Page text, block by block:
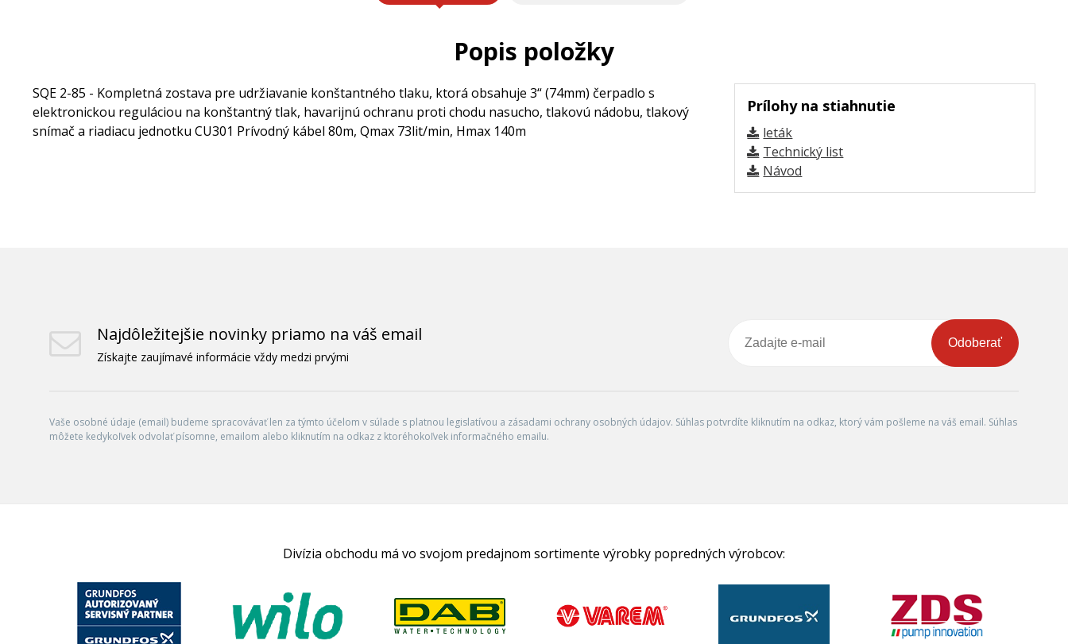
Popis položky
Prílohy na stiahnutie
leták
Technický list
Návod
SQE 2-85 - Kompletná zostava pre udržiavanie konštantného tlaku, ktorá obsahuje 3“ (74mm) čerpadlo s
elektronickou reguláciou na konštantný tlak, havarijnú ochranu proti chodu nasucho, tlakovú nádobu, tlakový
snímač a riadiacu jednotku CU301 Prívodný kábel 80m, Qmax 73lit/min, Hmax 140m
Najdôležitejšie novinky priamo na váš email
Získajte zaujímavé informácie vždy medzi prvými
Odoberať
Vaše osobné údaje (email) budeme spracovávať len za týmto účelom v súlade s platnou legislatívou a zásadami ochrany osobných údajov. Súhlas potvrdíte kliknutím na odkaz, ktorý vám pošleme na váš email. Súhlas
môžete kedykoľvek odvolať písomne, emailom alebo kliknutím na odkaz z ktoréhokoľvek informačného emailu.
Divízia obchodu má vo svojom predajnom sortimente výrobky popredných výrobcov: